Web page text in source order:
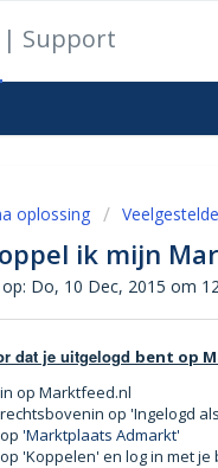
Support
oplossing
ik mijn
Do, 10 Dec, 2015 om
dat je uitgelogd bent op
op Marktfeed.nl
op 'Ingelogd
'Marktplaats Admarkt'
'Koppelen' en log in met